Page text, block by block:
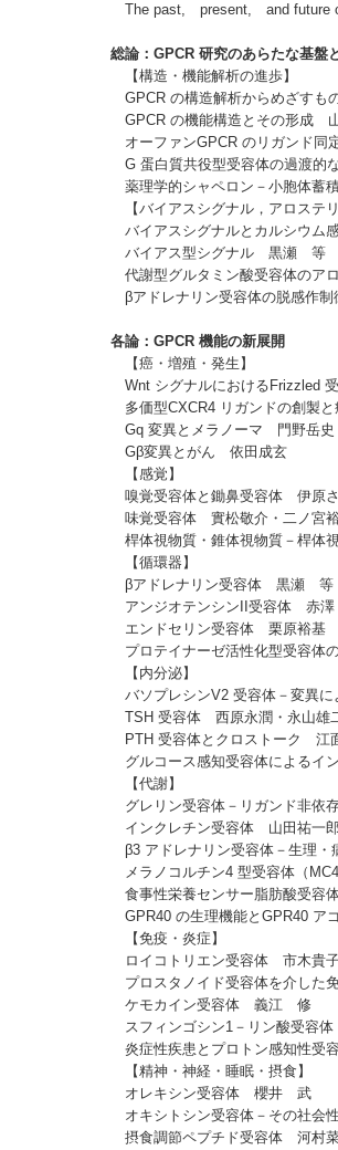
The past, present, and future
総論：GPCR 研究のあらたな基盤
【構造・機能解析の進歩】
GPCR の構造解析からめざす
GPCR の機能構造とその形成
オーファンGPCR のリガンド同
G 蛋白質共役型受容体の過渡的
薬理学的シャペロン－小胞体蓄
【バイアスシグナル，アロステリ
バイアスシグナルとカルシウム
バイアス型シグナル 黒瀬 等
代謝型グルタミン酸受容体のア
βアドレナリン受容体の脱感作
各論：GPCR 機能の新展開
【癌・増殖・発生】
Wnt シグナルにおけるFrizzled
多価型CXCR4 リガンドの創製
Gq 変異とメラノーマ 門野岳史
Gβ変異とがん 依田成玄
【感覚】
嗅覚受容体と鋤鼻受容体 伊原
味覚受容体 實松敬介・二ノ宮
桿体視物質・錐体視物質－桿体
【循環器】
βアドレナリン受容体 黒瀬 等
アンジオテンシンII受容体 赤
エンドセリン受容体 栗原裕基
プロテイナーゼ活性化型受容体
【内分泌】
バソプレシンV2 受容体－変異
TSH 受容体 西原永潤・永山雄
PTH 受容体とクロストーク 江
グルコース感知受容体による
【代謝】
グレリン受容体－リガンド非依
インクレチン受容体 山田祐一郎
β3 アドレナリン受容体－生理
メラノコルチン4 型受容体（
食事性栄養センサー脂肪酸受容
GPR40 の生理機能とGPR40
【免疫・炎症】
ロイコトリエン受容体 市木貴
プロスタノイド受容体を介した
ケモカイン受容体 義江 修
スフィンゴシン1－リン酸受容
炎症性疾患とプロトン感知性受
【精神・神経・睡眠・摂食】
オレキシン受容体 櫻井 武
オキシトシン受容体－その社会
摂食調節ペプチド受容体 河村